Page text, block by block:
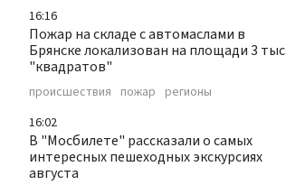
16:16
Пожар на складе с автомаслами в
Брянске локализован на площади 3 тыс
"квадратов"
происшествия пожар регионы
16:02
В "Мосбилете" рассказали о самых
интересных пешеходных экскурсиях
августа